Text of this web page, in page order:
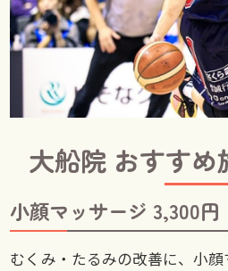
大船院 おすすめ
小顔マッサージ 3,300円
むくみ・たるみの改善に、小